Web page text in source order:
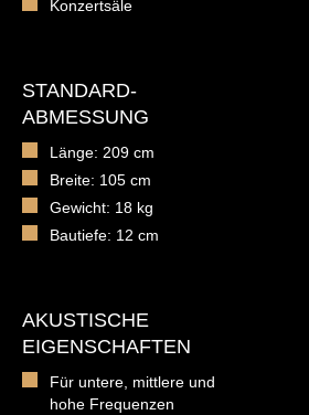
Konzertsäle
STANDARD-
ABMESSUNG
Länge: 209 cm
Breite: 105 cm
Gewicht: 18 kg
Bautiefe: 12 cm
AKUSTISCHE
EIGENSCHAFTEN
Für untere, mittlere und
hohe Frequenzen